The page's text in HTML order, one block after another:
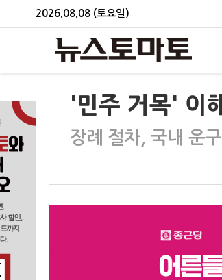
2026.08.08 (토요일)
'민주 거목' 이
장례 절차, 국내 운